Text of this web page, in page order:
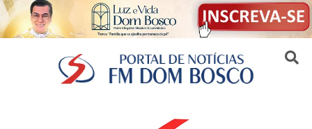
Sair da versão mobile